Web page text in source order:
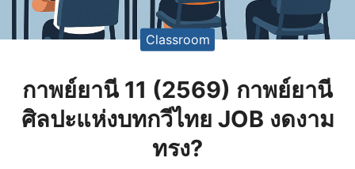
Classroom
กาพย์ยานี 11 (2569) กาพย์ยานี
ศิลปะแห่งบทกวีไทย JOB งดงาม
ทรง?